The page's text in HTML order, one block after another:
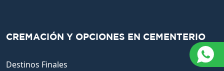
CREMACIÓN Y OPCIONES EN CEMENTERIO
Destinos Finales